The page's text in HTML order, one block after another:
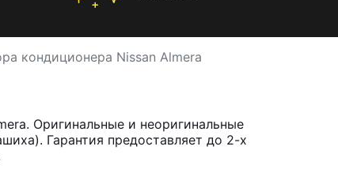
кондиционера Nissan Almera
Оригинальные и неоригинальные
Гарантия предоставляет до 2-х